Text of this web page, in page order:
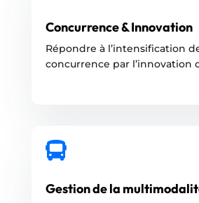
Concurrence & Innovation
Répondre à l’intensification
concurrence par l’innovation

Gestion de la